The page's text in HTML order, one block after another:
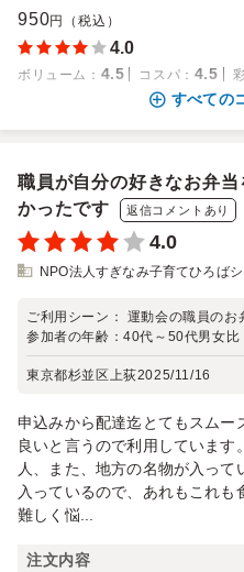
950円（税込）
4.0
ボリューム ： 4.5 コスパ ： 4.5
すべての
職員が自分の好きなお弁
かったです
返信コメントあり
4.0
NPO法人すぎなみ子育てひろば
ご利用シーン： 運動会の職員のお
参加者の年齢：40代～50代男女比
東京都杉並区上荻2025/11/16
申込みから配達迄とてもスムー
良いと言うので利用していま
人、また、地方の名物が入っ
入っているので、あれもこれ
難しく悩...
注文内容